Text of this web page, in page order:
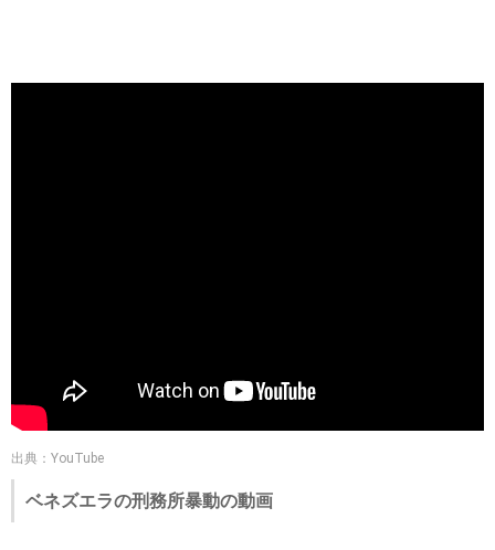
出典：YouTube
ベネズエラの刑務所暴動の動画